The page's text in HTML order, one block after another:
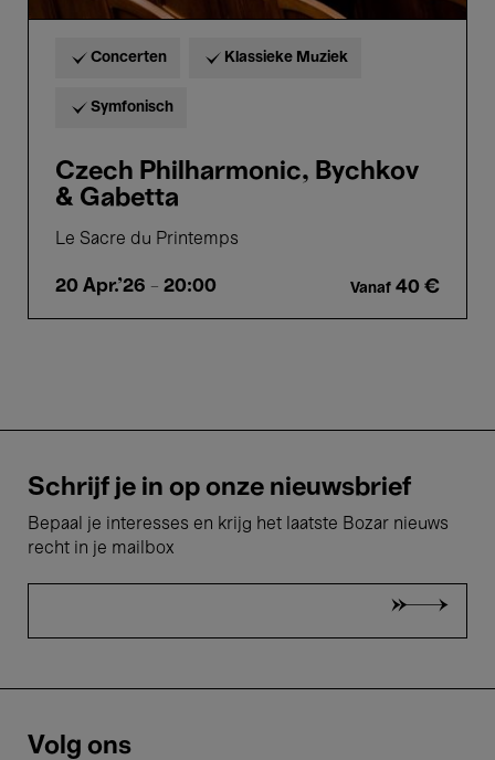
Concerten Klassieke Muziek
Symfonisch
Czech Philharmonic, Bychkov
& Gabetta
Le Sacre du Printemps
20 Apr.'26 - 20:00 Vanaf 40 €
Schrijf je in op onze nieuwsbrief
Bepaal je interesses en krijg het laatste Bozar nieuws
recht in je mailbox
Volg ons